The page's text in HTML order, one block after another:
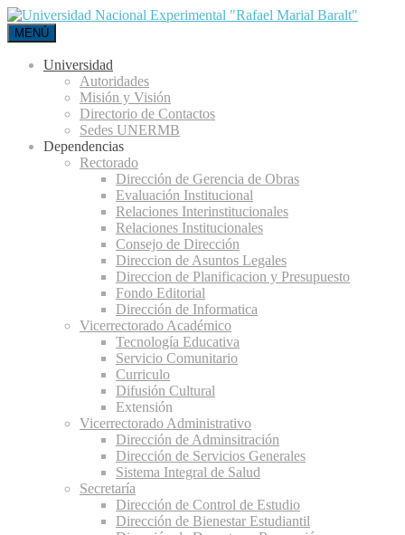
MENÚ
Universidad
Autoridades
Misión y Visión
Directorio de Contactos
Sedes UNERMB
Dependencias
Rectorado
Dirección de Gerencia de Obras
Evaluación Institucional
Relaciones Interinstitucionales
Relaciones Institucionales
Consejo de Dirección
Direccion de Asuntos Legales
Direccion de Planificacion y Presupuesto
Fondo Editorial
Dirección de Informatica
Vicerrectorado Académico
Tecnología Educativa
Servicio Comunitario
Curriculo
Difusión Cultural
Extensión
Vicerrectorado Administrativo
Dirección de Adminsitración
Dirección de Servicios Generales
Sistema Integral de Salud
Secretaría
Dirección de Control de Estudio
Dirección de Bienestar Estudiantil